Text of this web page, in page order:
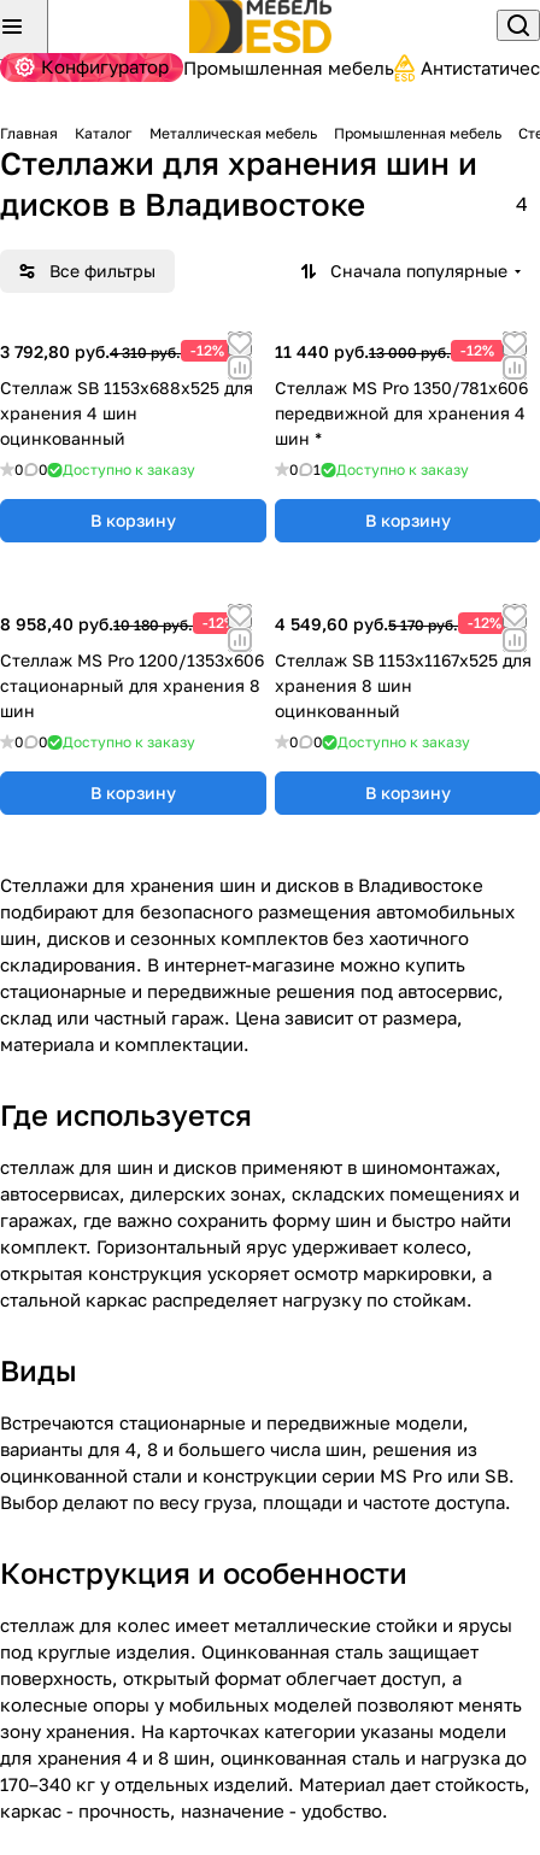
Конфигуратор Промышленная мебель
Главная Каталог Металлическая мебель Промышленная мебель
Стеллажи для хранения шин и
дисков в Владивостоке 4
Все фильтры Сначала популярные
3 792,80 руб.4 310 руб. -12%
Стеллаж SB 1153х688х525 для
хранения 4 шин
оцинкованный
0 0 Доступно к заказу
В корзину
11 440 руб.13 000 руб. -12%
Стеллаж MS Pro 1350/781x606
передвижной для хранения 4
шин *
0 1 Доступно к заказу
В корзину
8 958,40 руб.10 180 руб. -12%
Стеллаж MS Pro 1200/1353x606
стационарный для хранения 8
шин
0 0 Доступно к заказу
В корзину
4 549,60 руб.5 170 руб. -12%
Стеллаж SB 1153х1167х525 для
хранения 8 шин
оцинкованный
0 0 Доступно к заказу
В корзину
Стеллажи для хранения шин и дисков в Владивостоке
подбирают для безопасного размещения автомобильных
шин, дисков и сезонных комплектов без хаотичного
складирования. В интернет-магазине можно купить
стационарные и передвижные решения под автосервис,
склад или частный гараж. Цена зависит от размера,
материала и комплектации.
Где используется
стеллаж для шин и дисков применяют в шиномонтажах,
автосервисах, дилерских зонах, складских помещениях и
гаражах, где важно сохранить форму шин и быстро найти
комплект. Горизонтальный ярус удерживает колесо,
открытая конструкция ускоряет осмотр маркировки, а
стальной каркас распределяет нагрузку по стойкам.
Виды
Встречаются стационарные и передвижные модели,
варианты для 4, 8 и большего числа шин, решения из
оцинкованной стали и конструкции серии MS Pro или SB.
Выбор делают по весу груза, площади и частоте доступа.
Конструкция и особенности
стеллаж для колес имеет металлические стойки и ярусы
под круглые изделия. Оцинкованная сталь защищает
поверхность, открытый формат облегчает доступ, а
колесные опоры у мобильных моделей позволяют менять
зону хранения. На карточках категории указаны модели
для хранения 4 и 8 шин, оцинкованная сталь и нагрузка до
170–340 кг у отдельных изделий. Материал дает стойкость,
каркас - прочность, назначение - удобство.